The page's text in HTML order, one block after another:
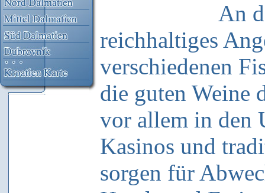
An der
reichhaltiges
verschiedenen
die guten Weine
vor allem in den
Kasinos und
sorgen für